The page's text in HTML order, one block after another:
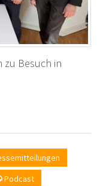
zu Besuch in
Podcast